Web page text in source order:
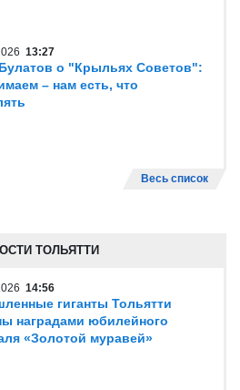
13:27
о "Крыльях Советов":
– нам есть, что
Весь список
ТОЛЬЯТТИ
14:56
гиганты Тольятти
наградами юбилейного
«Золотой муравей»